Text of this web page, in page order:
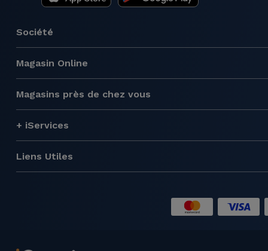
Société
Magasin Online
Magasins près de chez vous
+ iServices
Liens Utiles